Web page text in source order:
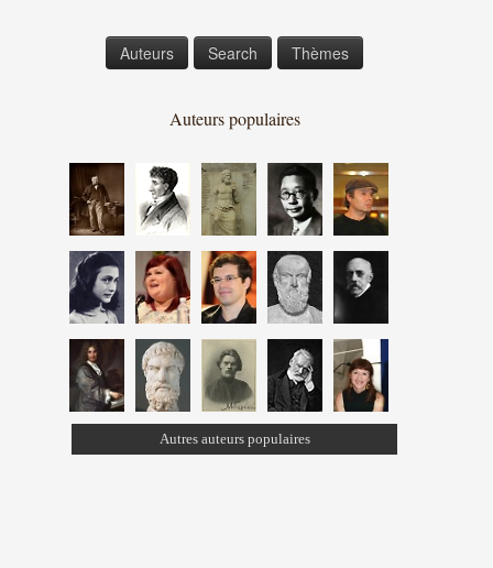
Auteurs Search Thèmes
Auteurs populaires
Autres auteurs populaires